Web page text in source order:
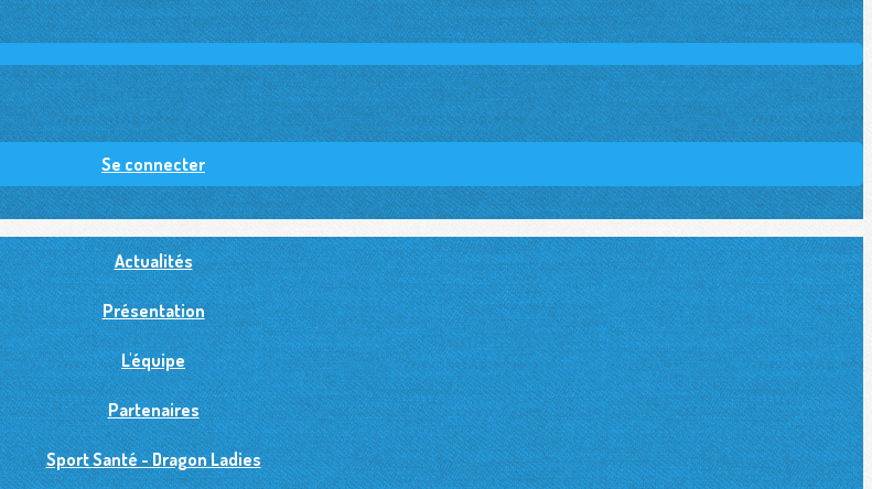
Se connecter
Actualités
Présentation
L'équipe
Partenaires
Sport Santé - Dragon Ladies